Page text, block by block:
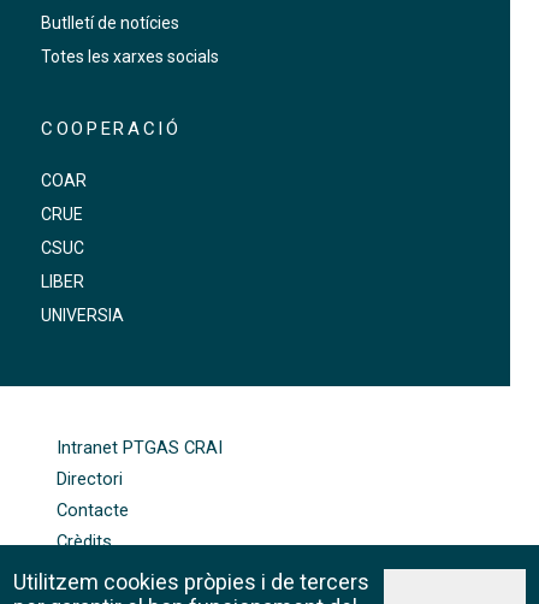
Butlletí de notícies
Totes les xarxes socials
COOPERACIÓ
COAR
CRUE
CSUC
LIBER
UNIVERSIA
Intranet PTGAS CRAI
Directori
Contacte
Crèdits
Mapa web
Utilitzem cookies pròpies i de tercers